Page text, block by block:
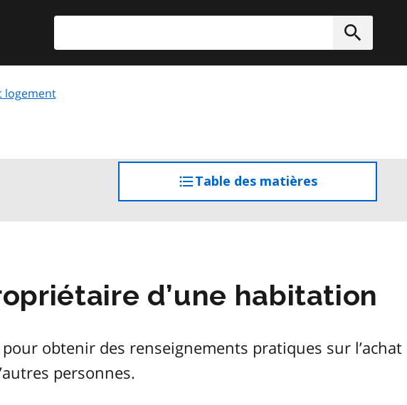
logement
Table des matièresaccéder
à
d’une habitation
obtenir des renseignements pratiques sur l’achat
personnes.